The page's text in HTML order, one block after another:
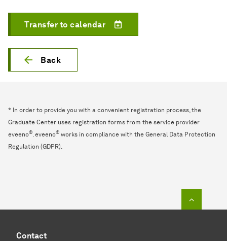
Back
Transfer to calendar
* In order to provide you with a convenient registration process, the
Graduate Center uses registration forms from the service provider
eveeno® . eveeno® works in compliance with the General Data Protection
Regulation (GDPR).
Contact